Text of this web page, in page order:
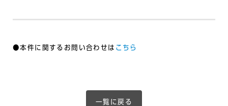
●本件に関するお問い合わせは こちら
一覧に戻る